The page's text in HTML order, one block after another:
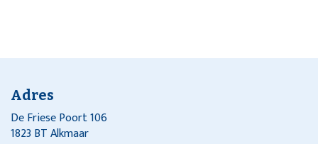
Adres
De Friese Poort 106
1823 BT Alkmaar